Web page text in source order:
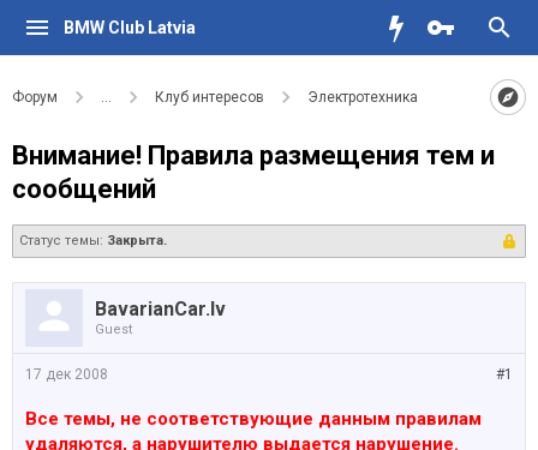
BMW Club Latvia
Форум ... Клуб интересов Электротехника
Внимание! Правила размещения тем и
сообщений
Статус темы: Закрыта.
BavarianCar.lv
Guest
#1
17 дек 2008
Все темы, не соответствующие данным правилам
удаляются, а нарушителю выдается нарушение.